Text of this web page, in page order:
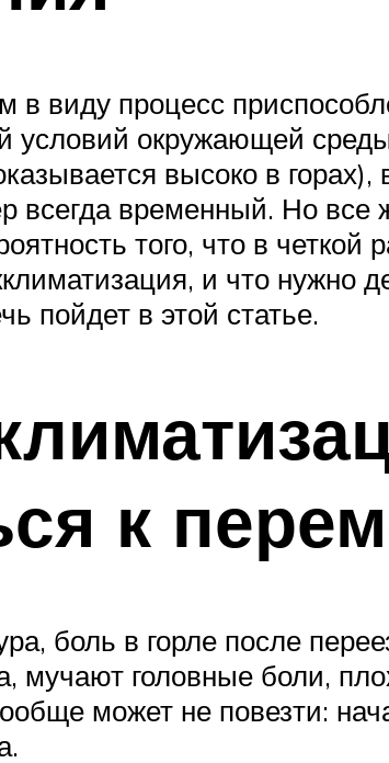
виду процесс
условий окружающей
высоко в
всегда временный. Но
того, что в четкой
и что нужно
пойдет в этой статье.
к
боль в горле после
мучают головные боли,
может не повезти: